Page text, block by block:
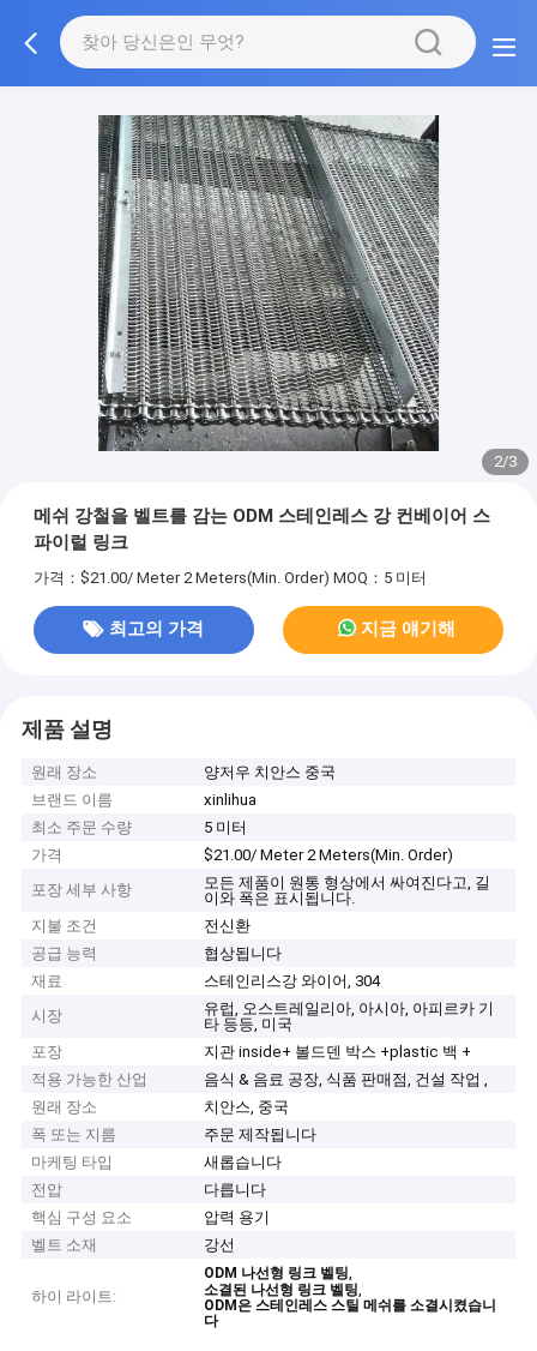
3/3
메쉬 강철을 벨트를 감는 ODM 스테인레스 강 컨베이어 스
파이럴 링크
가격：$21.00/ Meter 2 Meters(Min. Order) MOQ：5 미터
최고의 가격 지금 얘기해
제품 설명
원래 장소
양저우 치안스 중국
브랜드 이름
xinlihua
최소 주문 수량
5 미터
가격
$21.00/ Meter 2 Meters(Min. Order)
포장 세부 사항
모든 제품이 원통 형상에서 싸여진다고, 길
이와 폭은 표시됩니다.
지불 조건
전신환
공급 능력
협상됩니다
재료
스테인리스강 와이어, 304
시장
유럽, 오스트레일리아, 아시아, 아피르카 기
타 등등, 미국
포장
지관 inside+ 볼드덴 박스 +plastic 백 +
적용 가능한 산업
음식 & 음료 공장, 식품 판매점, 건설 작업 ,
원래 장소
치안스, 중국
폭 또는 지름
주문 제작됩니다
마케팅 타입
새롭습니다
전압
다릅니다
핵심 구성 요소
압력 용기
벨트 소재
강선
하이 라이트:
ODM 나선형 링크 벨팅,
소결된 나선형 링크 벨팅,
ODM은 스테인레스 스틸 메쉬를 소결시켰습니
다